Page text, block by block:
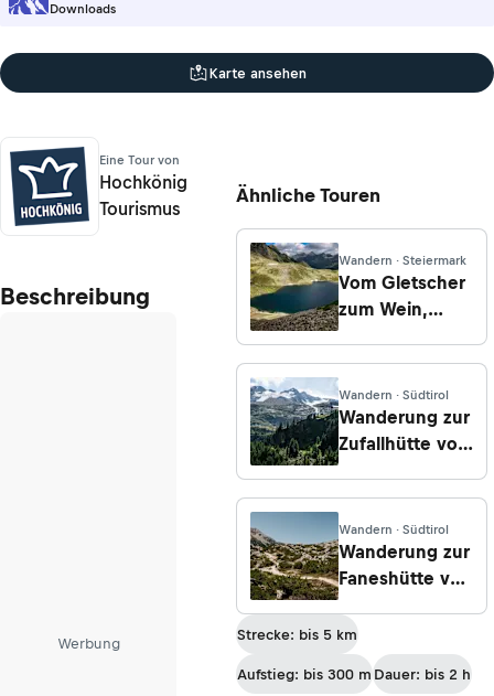
Downloads
Karte ansehen
Eine Tour von
Hochkönig
Tourismus
Beschreibung
Werbung
Ähnliche Touren
Wandern · Steiermark
Vom Gletscher
zum Wein,
Etappe 7: Von
der
Preintalerhütte
zur
Wandern · Südtirol
Wanderung zur
Zufallhütte vom
Wandern · Südtirol
Wanderung zur
Faneshütte von
Strecke: bis 5 km
Aufstieg: bis 300 m Dauer: bis 2 h